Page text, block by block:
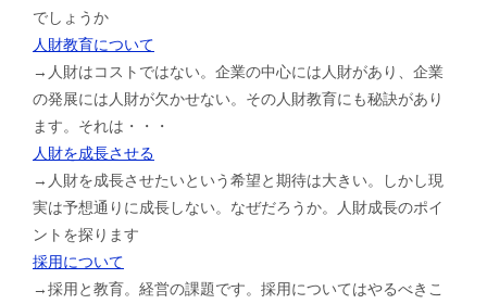
でしょうか
人財教育について
→人財はコストではない。企業の中心には人財があり、企業
の発展には人財が欠かせない。その人財教育にも秘訣があり
ます。それは・・・
人財を成長させる
→人財を成長させたいという希望と期待は大きい。しかし現
実は予想通りに成長しない。なぜだろうか。人財成長のポイ
ントを探ります
採用について
→採用と教育。経営の課題です。採用についてはやるべきこ